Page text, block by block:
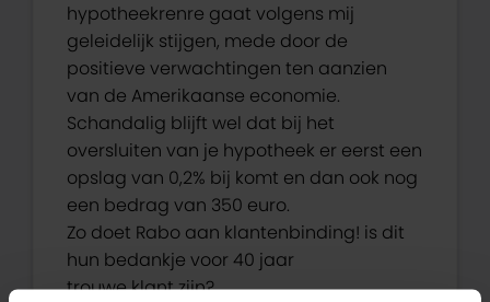
hypotheekrenre gaat volgens mij
geleidelijk stijgen, mede door de
positieve verwachtingen ten aanzien
van de Amerikaanse economie.
Schandalig blijft wel dat bij het
oversluiten van je hypotheek er eerst een
opslag van 0,2% bij komt en dan ook nog
een bedrag van 350 euro.
Zo doet Rabo aan klantenbinding! is dit
hun bedankje voor 40 jaar
trouwe klant zijn?